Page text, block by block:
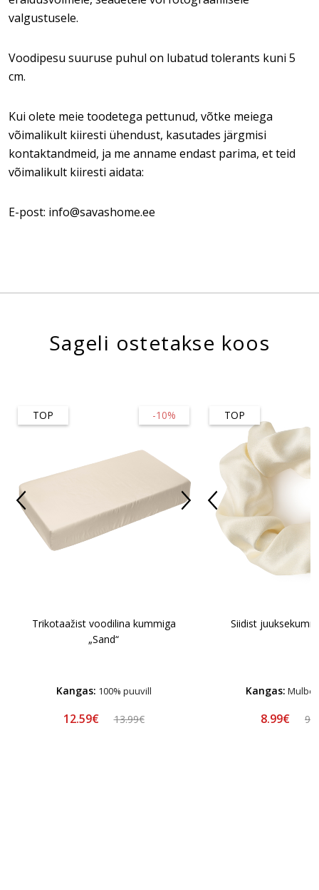
valgustusele.
Voodipesu suuruse puhul on lubatud tolerants kuni 5
cm.
Kui olete meie toodetega pettunud, võtke meiega
võimalikult kiiresti ühendust, kasutades järgmisi
kontaktandmeid, ja me anname endast parima, et teid
võimalikult kiiresti aidata:
E-post: info@savashome.ee
Sageli ostetakse koos
-10%
TOP
Trikotaažist voodilina kummiga
„Sand“
Kangas: 100% puuvill
12.59€ 13.99€
TOP
Siidist
Kangas:
8.99€